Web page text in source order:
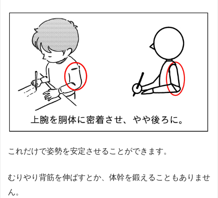
これだけで姿勢を安定させることができます。
むりやり背筋を伸ばすとか、体幹を鍛えることもありませ
ん。